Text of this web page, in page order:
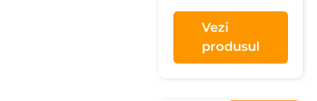
Vezi
produsul